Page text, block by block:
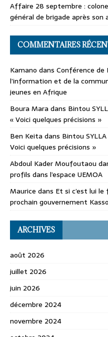
Affaire 28 septembre :
général de brigade après
COMMENTAIRES
Kamano dans Conférence de
l’information et de la
jeunes en Afrique
Boura Mara dans Bintou
« Voici quelques précisions »
Ben Keita dans Bintou
Voici quelques précisions »
Abdoul Kader Moufoutaou
profils dans l’espace UEMOA
Maurice dans Et si c’est lui
prochain gouvernement
ARCHIVES
août 2026
juillet 2026
juin 2026
décembre 2024
novembre 2024